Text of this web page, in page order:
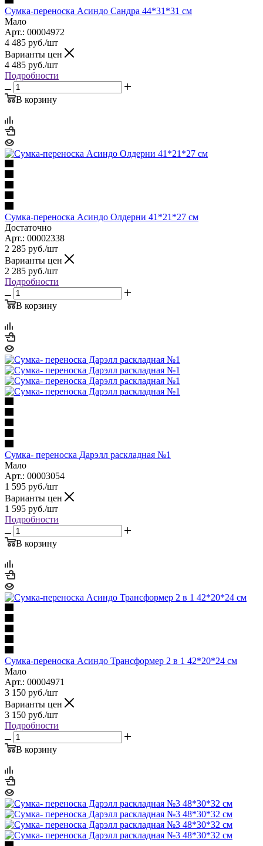
Сумка-переноска Асиндо Сандра 44*31*31 см
Мало
Арт.: 00004972
4 485 руб./шт
Варианты цен
4 485 руб./шт
Подробности
В корзину
Сумка-переноска Асиндо Олдерни 41*21*27 см
Достаточно
Арт.: 00002338
2 285 руб./шт
Варианты цен
2 285 руб./шт
Подробности
В корзину
Сумка- переноска Дарэлл раскладная №1
Мало
Арт.: 00003054
1 595 руб./шт
Варианты цен
1 595 руб./шт
Подробности
В корзину
Сумка-переноска Асиндо Трансформер 2 в 1 42*20*24 см
Мало
Арт.: 00004971
3 150 руб./шт
Варианты цен
3 150 руб./шт
Подробности
В корзину